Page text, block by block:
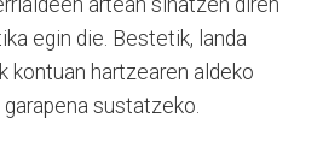
artean sinatzen diren
egin die. Bestetik, landa
kontuan hartzearen aldeko
sustatzeko.